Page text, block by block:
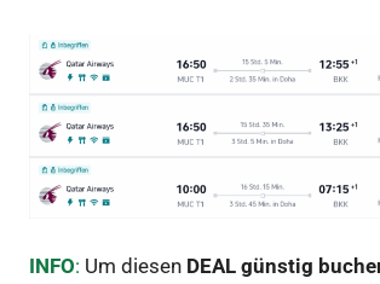
INFO: Um diesen DEAL günstig